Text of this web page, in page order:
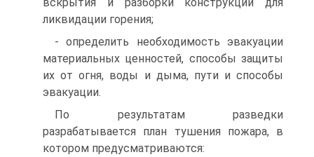
ликвидации горения;
- определить необходимость эвакуации
материальных ценностей, способы защиты
их от огня, воды и дыма, пути и способы
эвакуации.
По результатам разведки
разрабатывается план тушения пожара, в
котором предусматриваются: